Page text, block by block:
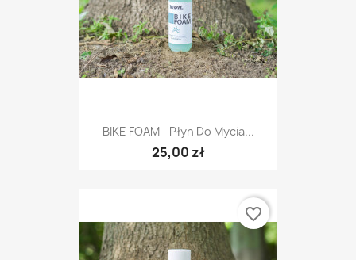
BIKE FOAM - Płyn Do Mycia...
25,00 zł
favorite_border